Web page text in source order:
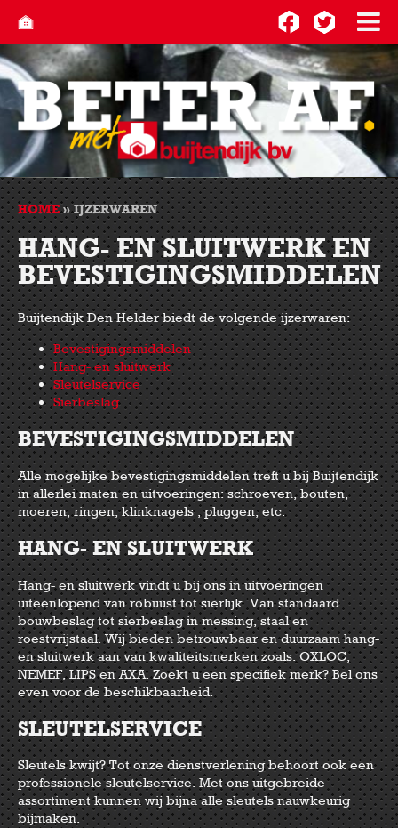
HOME»IJZERWAREN
HANG- EN SLUITWERK EN
BEVESTIGINGSMIDDELEN
Buijtendijk Den Helder biedt de volgende ijzerwaren:
Bevestigingsmiddelen
Hang- en sluitwerk
Sleutelservice
Sierbeslag
BEVESTIGINGSMIDDELEN
Alle mogelijke bevestigingsmiddelen treft u bij Buijtendijk
in allerlei maten en uitvoeringen: schroeven, bouten,
moeren, ringen, klinknagels , pluggen, etc.
HANG- EN SLUITWERK
Hang- en sluitwerk vindt u bij ons in uitvoeringen
uiteenlopend van robuust tot sierlijk. Van standaard
bouwbeslag tot sierbeslag in messing, staal en
roestvrijstaal. Wij bieden betrouwbaar en duurzaam hang-
en sluitwerk aan van kwaliteitsmerken zoals: OXLOC,
NEMEF, LIPS en AXA. Zoekt u een specifiek merk? Bel ons
even voor de beschikbaarheid.
SLEUTELSERVICE
Sleutels kwijt? Tot onze dienstverlening behoort ook een
professionele sleutelservice. Met ons uitgebreide
assortiment kunnen wij bijna alle sleutels nauwkeurig
bijmaken.